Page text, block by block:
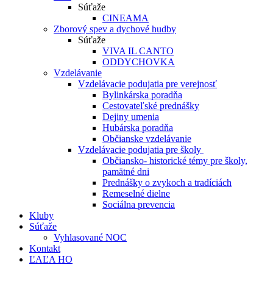
Súťaže
CINEAMA
Zborový spev a dychové hudby
Súťaže
VIVA IL CANTO
ODDYCHOVKA
Vzdelávanie
Vzdelávacie podujatia pre verejnosť
Bylinkárska poradňa
Cestovateľské prednášky
Dejiny umenia
Hubárska poradňa
Občianske vzdelávanie
Vzdelávacie podujatia pre školy
Občiansko- historické témy pre školy,
pamätné dni
Prednášky o zvykoch a tradíciách
Remeselné dielne
Sociálna prevencia
Kluby
Súťaže
Vyhlasované NOC
Kontakt
ĽAĽA HO